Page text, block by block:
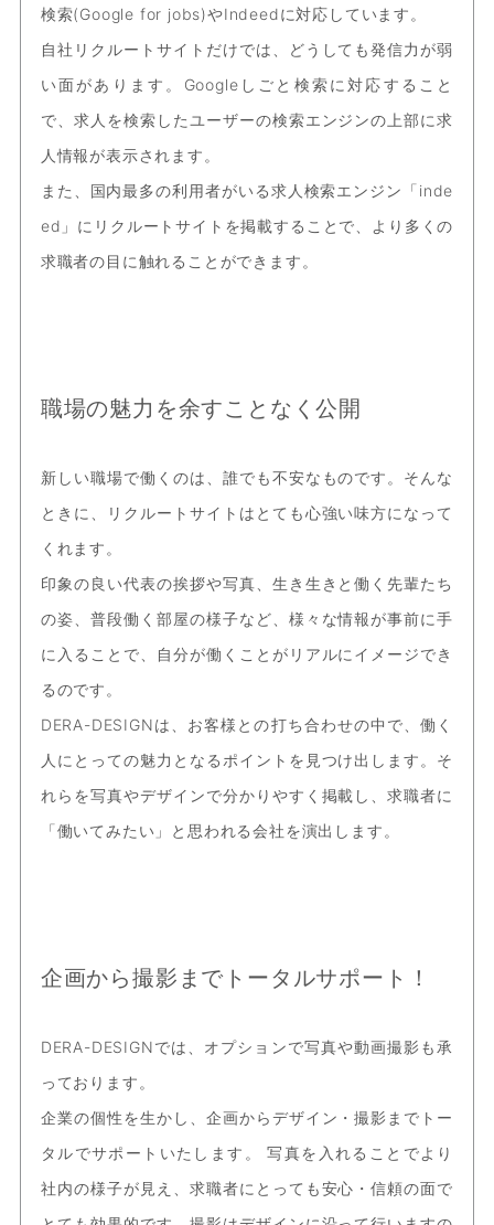
検索(Google for jobs)やIndeedに対応しています。
自社リクルートサイトだけでは、どうしても発信力が弱
い面があります。Googleしごと検索に対応すること
で、求人を検索したユーザーの検索エンジンの上部に求
人情報が表示されます。
また、国内最多の利用者がいる求人検索エンジン「inde
ed」にリクルートサイトを掲載することで、より多くの
求職者の目に触れることができます。
職場の魅力を余すことなく公開
新しい職場で働くのは、誰でも不安なものです。そんな
ときに、リクルートサイトはとても心強い味方になって
くれます。
印象の良い代表の挨拶や写真、生き生きと働く先輩たち
の姿、普段働く部屋の様子など、様々な情報が事前に手
に入ることで、自分が働くことがリアルにイメージでき
るのです。
DERA-DESIGNは、お客様との打ち合わせの中で、働く
人にとっての魅力となるポイントを見つけ出します。そ
れらを写真やデザインで分かりやすく掲載し、求職者に
「働いてみたい」と思われる会社を演出します。
企画から撮影までトータルサポート！
DERA-DESIGNでは、オプションで写真や動画撮影も承
っております。
企業の個性を生かし、企画からデザイン・撮影までトー
タルでサポートいたします。 写真を入れることでより
社内の様子が見え、求職者にとっても安心・信頼の面で